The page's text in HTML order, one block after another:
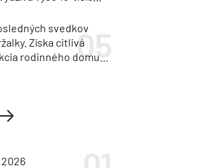
svedkov
Získa citlivá
rodinného domu
2026